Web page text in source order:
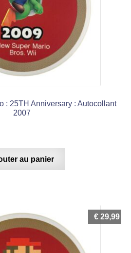
: 25TH Anniversary : Autocollant
2007
au panier
€ 29,99